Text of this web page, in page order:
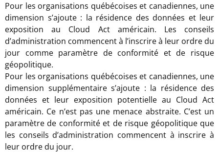
Pour les organisations québécoises et canadiennes, une
dimension s’ajoute : la résidence des données et leur
exposition au Cloud Act américain. Les conseils
d’administration commencent à l’inscrire à leur ordre du
jour comme paramètre de conformité et de risque
géopolitique.
Pour les organisations québécoises et canadiennes, une
dimension supplémentaire s’ajoute : la résidence des
données et leur exposition potentielle au Cloud Act
américain. Ce n’est pas une menace abstraite. C’est un
paramètre de conformité et de risque géopolitique que
les conseils d’administration commencent à inscrire à
leur ordre du jour.